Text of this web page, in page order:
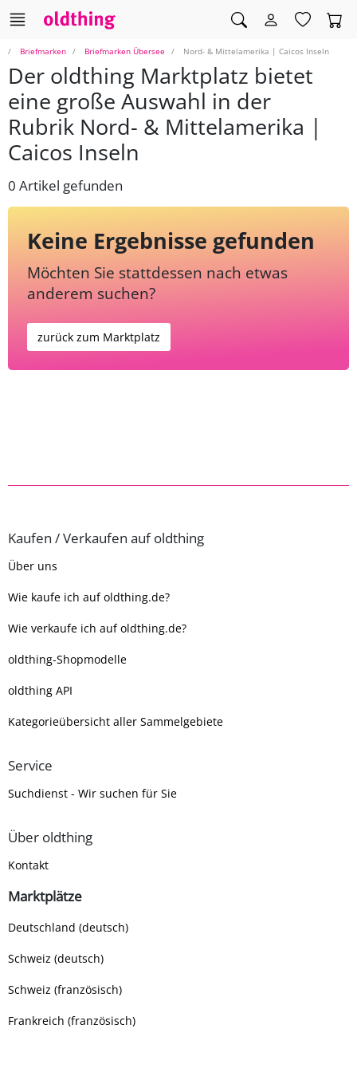
Briefmarken Briefmarken Übersee Nord- & Mittelamerika | Caicos Inseln
Der oldthing Marktplatz bietet
eine große Auswahl in der
Rubrik Nord- & Mittelamerika |
Caicos Inseln
0 Artikel gefunden
Keine Ergebnisse gefunden
Möchten Sie stattdessen nach etwas
anderem suchen?
zurück zum Marktplatz
Kaufen / Verkaufen auf oldthing
Über uns
Wie kaufe ich auf oldthing.de?
Wie verkaufe ich auf oldthing.de?
oldthing-Shopmodelle
oldthing API
Kategorieübersicht aller Sammelgebiete
Service
Suchdienst - Wir suchen für Sie
Über oldthing
Kontakt
Marktplätze
Deutschland (deutsch)
Schweiz (deutsch)
Schweiz (französisch)
Frankreich (französisch)